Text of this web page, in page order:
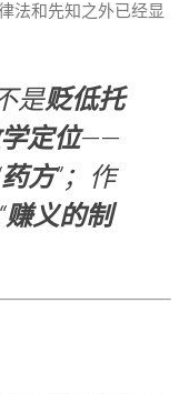
法和先知之外已经显
是贬低托
定位——
药方”；作
赚义的制